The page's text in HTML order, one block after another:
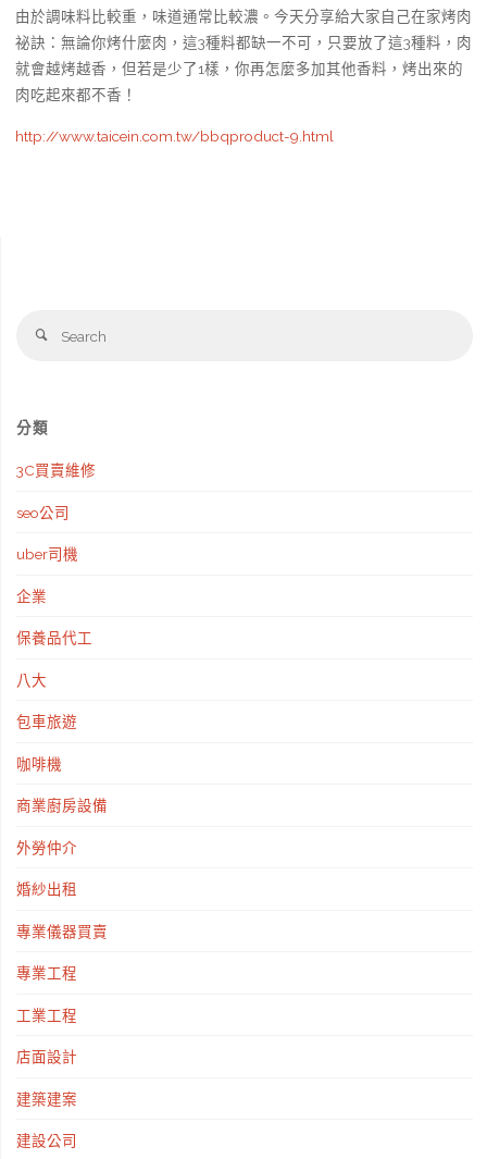
由於調味料比較重，味道通常比較濃。今天分享給大家自己在家烤肉
祕訣：無論你烤什麼肉，這3種料都缺一不可，只要放了這3種料，肉
就會越烤越香，但若是少了1樣，你再怎麼多加其他香料，烤出來的
肉吃起來都不香！
http://www.taicein.com.tw/bbqproduct-9.html
Search
分類
3C買賣維修
seo公司
uber司機
企業
保養品代工
八大
包車旅遊
咖啡機
商業廚房設備
外勞仲介
婚紗出租
專業儀器買賣
專業工程
工業工程
店面設計
建築建案
建設公司